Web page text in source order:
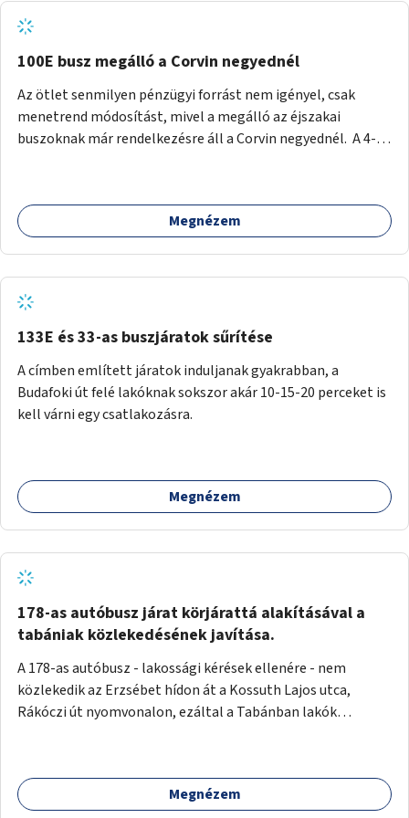
tud állni a megállóba. A környéken a tömegközlekedés
csúcsidőben már most is fullos, a Bosnyák téri beruházások
befejeztével hatványozódni fog az utazási igény.
100E busz megálló a Corvin negyednél
Az ötlet senmilyen pénzügyi forrást nem igényel, csak
menetrend módosítást, mivel a megálló az éjszakai
buszoknak már rendelkezésre áll a Corvin negyednél. A 4-es
ha a 100E reptéri busz a Corvin negyed metrómegállónál is
megállna - főleg éjjel, amikor a metró nem jár, és a 200E
nem hosszabbítaná meg sokkal, a 4-6 vonalán lakóknak
viszont a Kálvin tér-Corvin negyed utat megspórolva 10-15
perccel rövidítheti az utazási idejét.
Megnézem
133E és 33-as buszjáratok sűrítése
A címben említett járatok induljanak gyakrabban, a
Budafoki út felé lakóknak sokszor akár 10-15-20 perceket is
kell várni egy csatlakozásra.
Megnézem
178-as autóbusz járat körjárattá alakításával a
tabániak közlekedésének javítása.
A 178-as autóbusz - lakossági kérések ellenére - nem
közlekedik az Erzsébet hídon át a Kossuth Lajos utca,
Rákóczi út nyomvonalon, ezáltal a Tabánban lakók
járattal feljutni a Naphegyre, ahol iskola és óvoda is van a
körzetben élők számára. Megoldás lenne, ha a 178-as
Megnézem